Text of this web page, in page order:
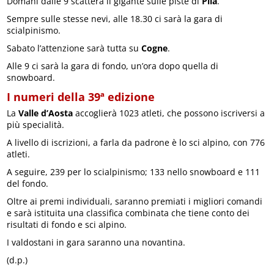
Sempre sulle stesse nevi, alle 18.30 ci sarà la gara di
scialpinismo.
Sabato l’attenzione sarà tutta suCogne.
Alle 9 ci sarà la gara di fondo, un’ora dopo quella di
snowboard.
I numeri della 39ª edizione
LaValle d’Aosta accoglierà 1023 atleti, che possono iscriversi a
più specialità.
A livello di iscrizioni, a farla da padrone è lo sci alpino, con 776
atleti.
A seguire, 239 per lo scialpinismo; 133 nello snowboard e 111
del fondo.
Oltre ai premi individuali, saranno premiati i migliori comandi
e sarà istituita una classifica combinata che tiene conto dei
risultati di fondo e sci alpino.
I valdostani in gara saranno una novantina.
(d.p.)